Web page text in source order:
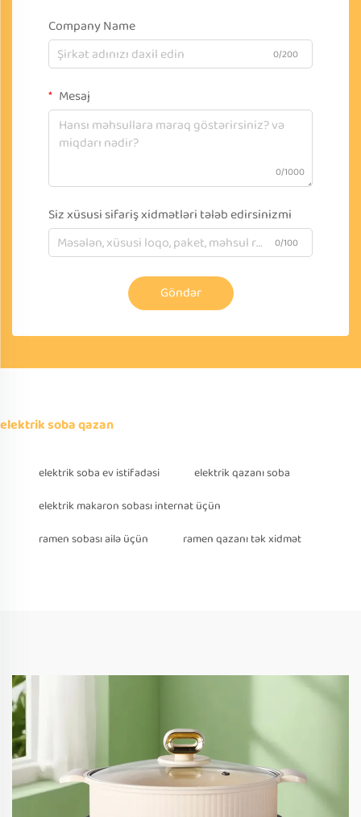
Company Name
0/200
Mesaj
0/1000
Siz xüsusi sifariş xidmətləri tələb edirsinizmi
0/100
Göndər
elektrik soba qazan
elektrik soba ev istifadəsi
elektrik qazanı soba
elektrik makaron sobası internat üçün
ramen sobası ailə üçün
ramen qazanı tək xidmət